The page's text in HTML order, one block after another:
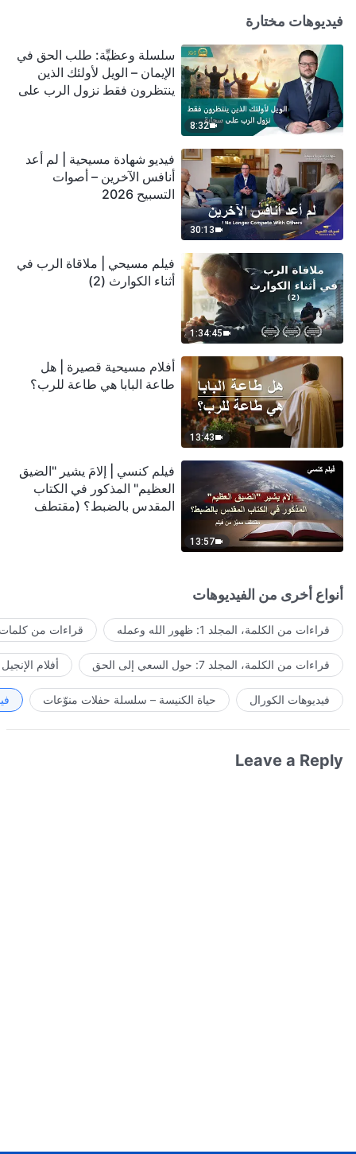
فيديوهات مختارة
8:32
سلسلة وعظيِّة: طلب الحق في
الإيمان – الويل لأولئك الذين
ينتظرون فقط نزول الرب على
30:13
فيديو شهادة مسيحية | لم أعد
أنافس الآخرين – أصوات
التسبيح 2026
1:34:45
فيلم مسيحي | ملاقاة الرب في
أثناء الكوارث (2)
13:43
أفلام مسيحية قصيرة | هل
طاعة البابا هي طاعة للرب؟
13:57
فيلم كنسي | إلامَ يشير "الضيق
العظيم" المذكور في الكتاب
المقدس بالضبط؟ (مقتطف
أنواع أخرى من الفيديوهات
قراءات من الكلمة، المجلد 1: ظهور الله وعمله قراءات من كلمات
قراءات من الكلمة، المجلد 7: حول السعي إلى الحق أفلام الإنجيل
فيديوهات الكورال حياة الكنيسة – سلسلة حفلات منوّعات
Leave a Reply